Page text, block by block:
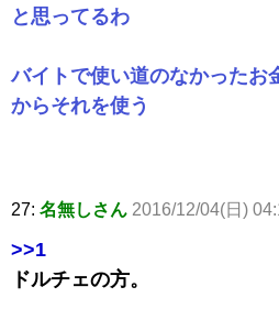
と思ってるわ
バイトで使い道のなかったお
からそれを使う
27: 名無しさん 2016/12/04(日)
>>1
ドルチェの方。